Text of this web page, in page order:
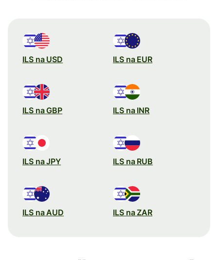
ILS na USD ILS na EUR
ILS na GBP ILS na INR
ILS na JPY ILS na RUB
ILS na AUD ILS na ZAR